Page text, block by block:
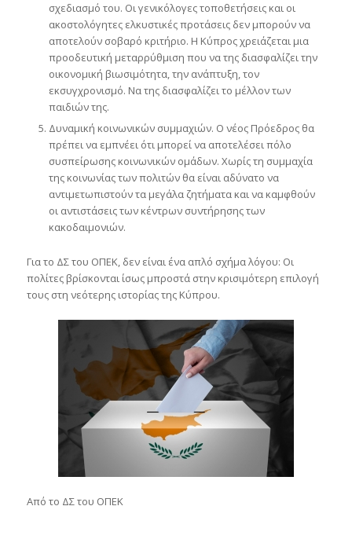
σχεδιασμό του. Οι γενικόλογες τοποθετήσεις και οι
ακοστολόγητες ελκυστικές προτάσεις δεν μπορούν να
αποτελούν σοβαρό κριτήριο. Η Κύπρος χρειάζεται μια
προοδευτική μεταρρύθμιση που να της διασφαλίζει την
οικονομική βιωσιμότητα, την ανάπτυξη, τον
εκσυγχρονισμό. Να της διασφαλίζει το μέλλον των
παιδιών της.
Δυναμική κοινωνικών συμμαχιών. Ο νέος Πρόεδρος θα
πρέπει να εμπνέει ότι μπορεί να αποτελέσει πόλο
συσπείρωσης κοινωνικών ομάδων. Χωρίς τη συμμαχία
της κοινωνίας των πολιτών θα είναι αδύνατο να
αντιμετωπιστούν τα μεγάλα ζητήματα και να καμφθούν
οι αντιστάσεις των κέντρων συντήρησης των
κακοδαιμονιών.
Για το ΔΣ του ΟΠΕΚ, δεν είναι ένα απλό σχήμα λόγου: Οι
πολίτες βρίσκονται ίσως μπροστά στην κρισιμότερη επιλογή
τους στη νεότερης ιστορίας της Κύπρου.
Από το ΔΣ του ΟΠΕΚ